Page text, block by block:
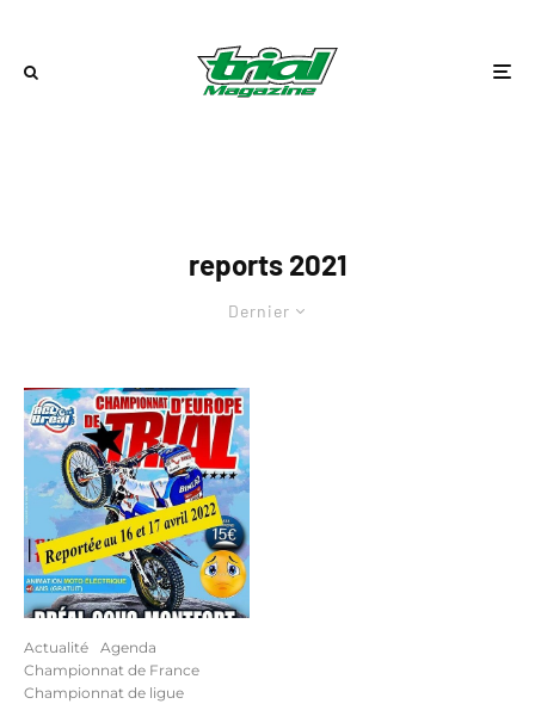
reports 2021
Dernier
Actualité
Agenda
Championnat de France
Championnat de ligue